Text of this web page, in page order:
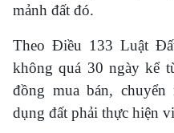
mảnh đất đó.
Theo Điều 133 Luật
không quá 30 ngày kể
đồng mua bán,
dụng đất phải thực hiện